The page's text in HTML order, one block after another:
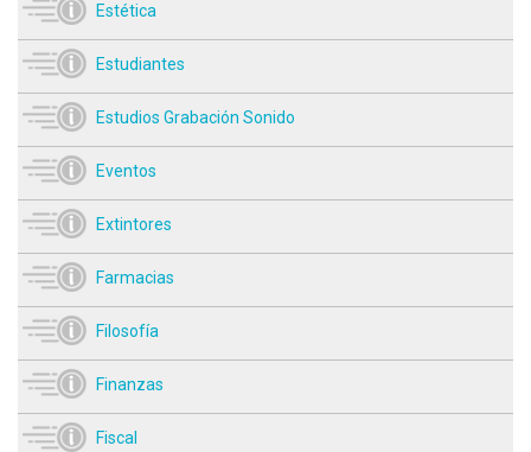
Estética
Estudiantes
Estudios Grabación Sonido
Eventos
Extintores
Farmacias
Filosofía
Finanzas
Fiscal